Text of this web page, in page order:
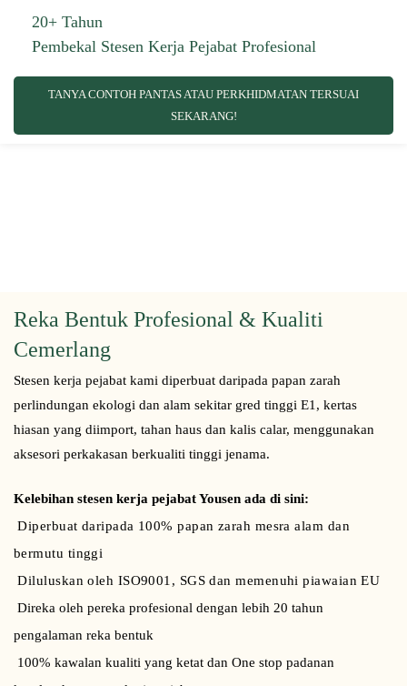
20+ Tahun
Pembekal Stesen Kerja Pejabat Profesional
TANYA CONTOH PANTAS ATAU PERKHIDMATAN TERSUAI
SEKARANG!
Reka Bentuk Profesional & Kualiti
Cemerlang
Stesen kerja pejabat kami diperbuat daripada papan zarah
perlindungan ekologi dan alam sekitar gred tinggi E1, kertas
hiasan yang diimport, tahan haus dan kalis calar, menggunakan
aksesori perkakasan berkualiti tinggi jenama.
Kelebihan stesen kerja pejabat Yousen ada di sini:
Diperbuat daripada 100% papan zarah mesra alam dan
bermutu tinggi
Diluluskan oleh ISO9001, SGS dan memenuhi piawaian EU
Direka oleh pereka profesional dengan lebih 20 tahun
pengalaman reka bentuk
100% kawalan kualiti yang ketat dan One stop padanan